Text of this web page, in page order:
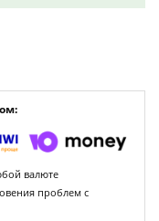
валюте
проблем с